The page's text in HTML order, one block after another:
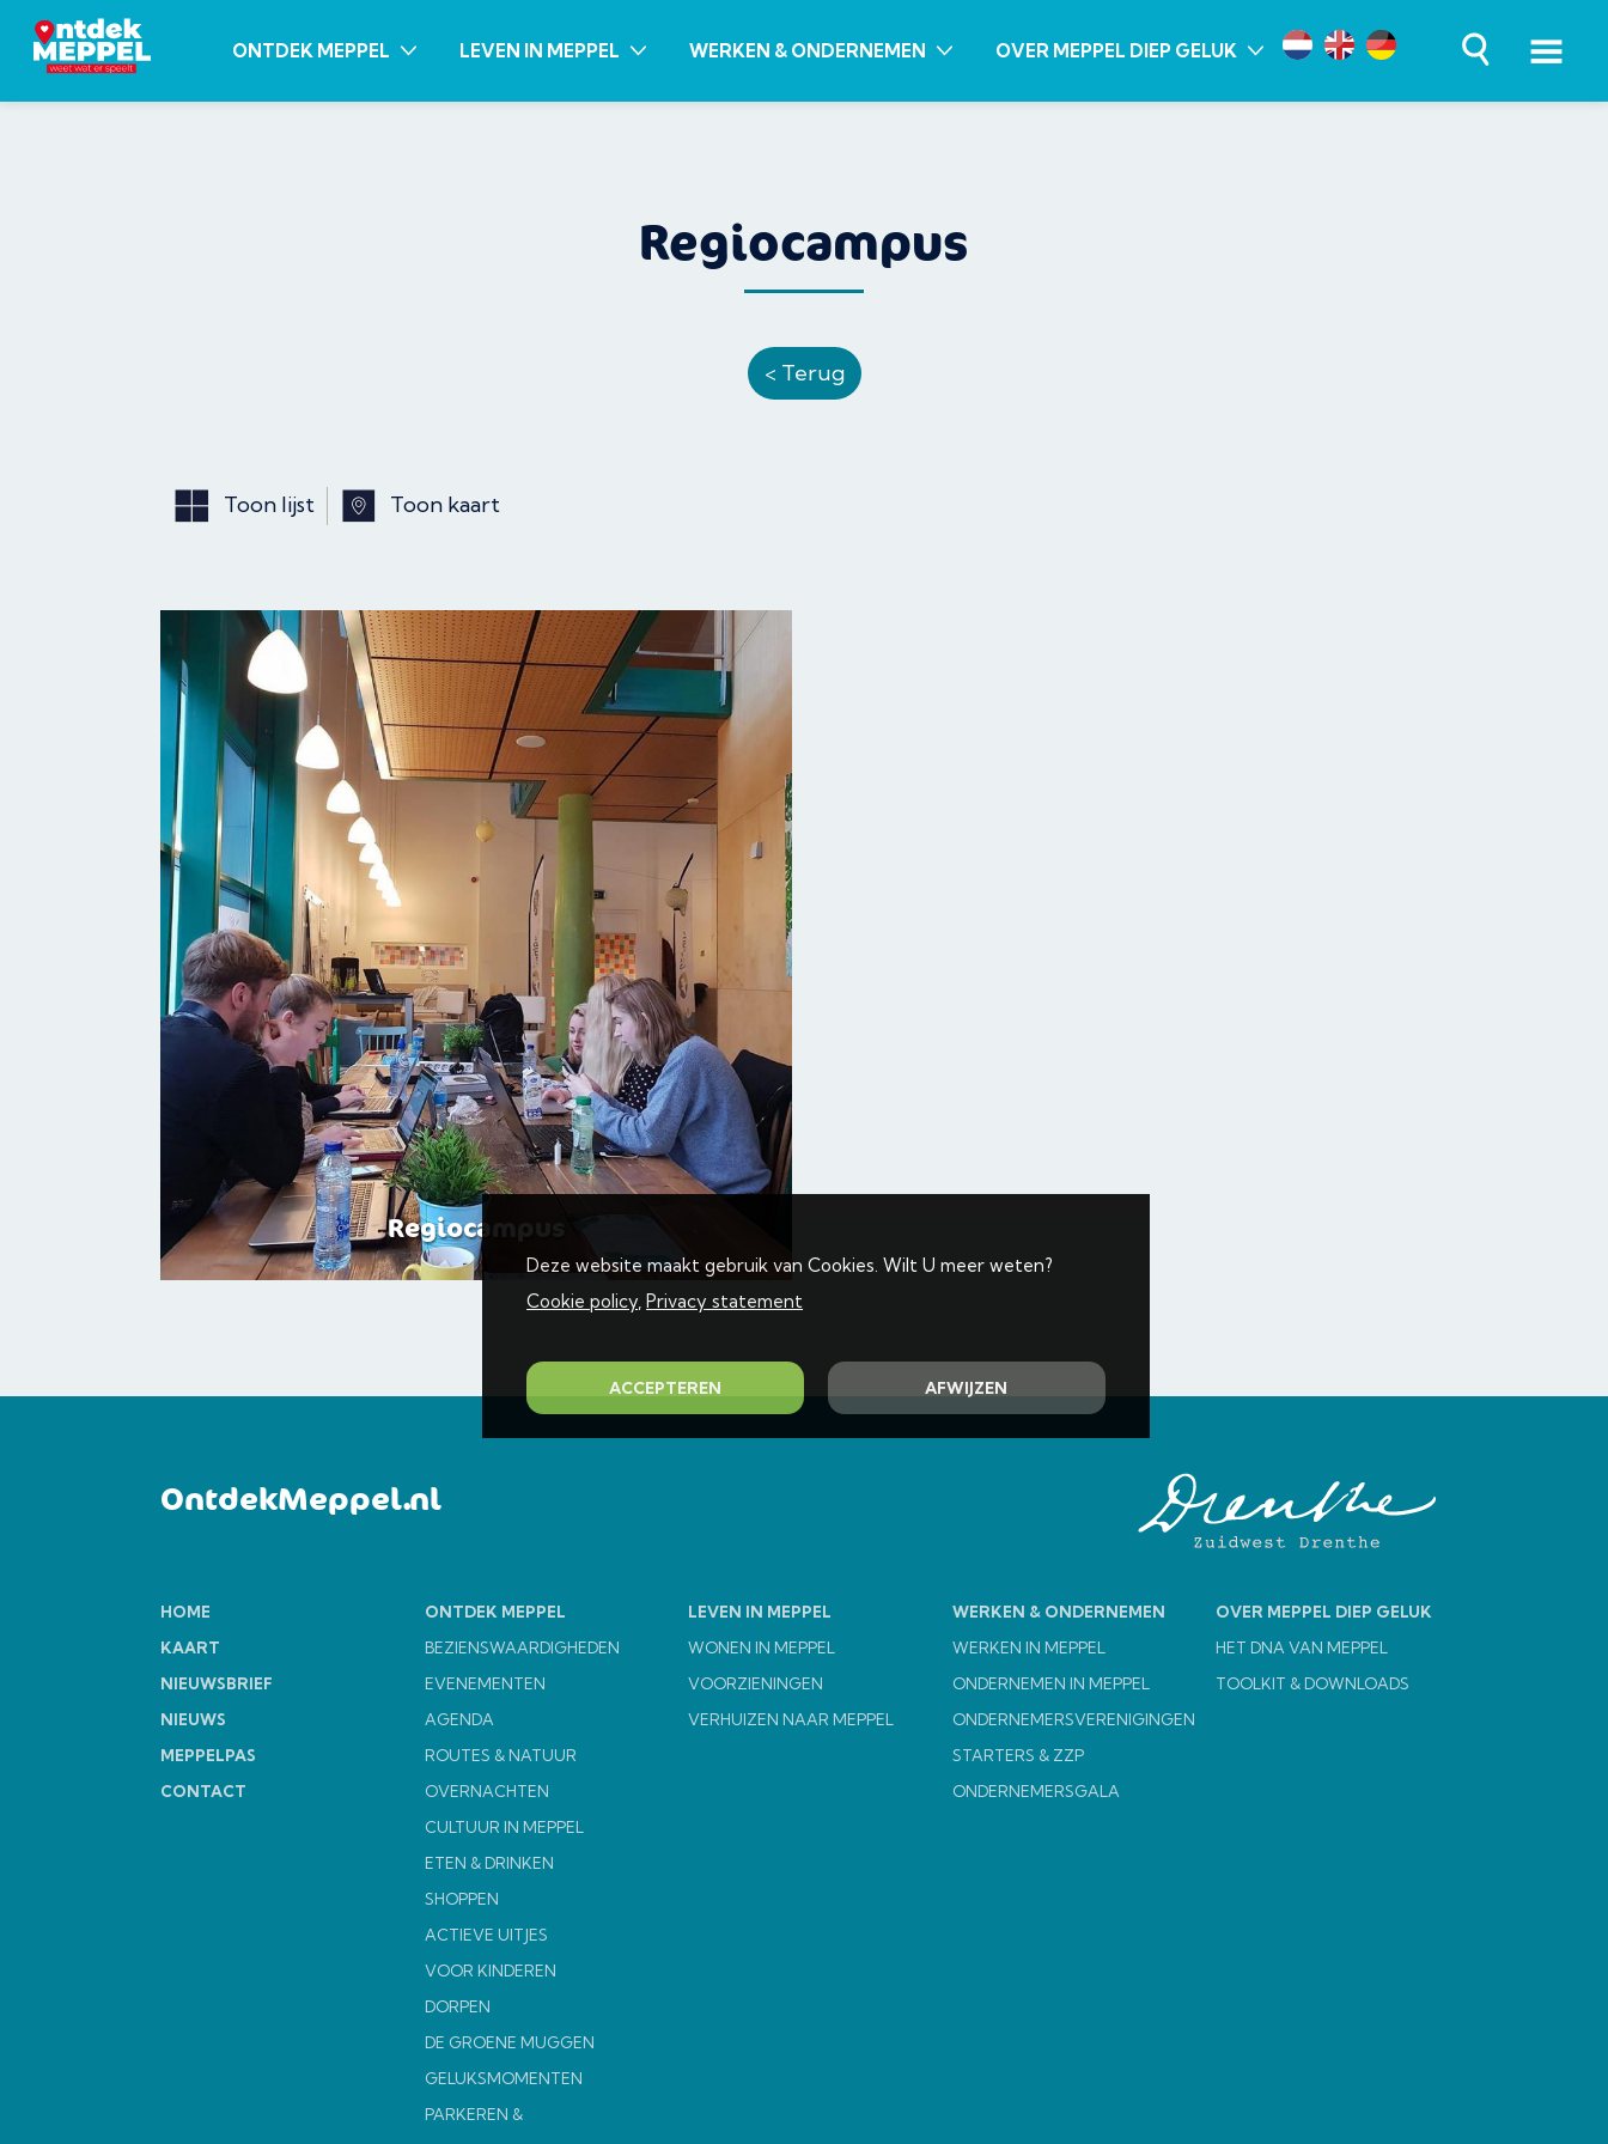
Deze website maakt gebruik van Cookies. Wilt U meer weten?
Cookie policy, Privacy statement
ACCEPTEREN AFWIJZEN
ONTDEK MEPPEL LEVEN IN MEPPEL WERKEN & ONDERNEMEN OVER MEPPEL DIEP GELUK
Regiocampus
< Terug
Toon lijst Toon kaart
Regiocampus
OntdekMeppel.nl
HOME
KAART
NIEUWSBRIEF
NIEUWS
MEPPELPAS
CONTACT
ONTDEK MEPPEL
BEZIENSWAARDIGHEDEN
EVENEMENTEN
AGENDA
ROUTES & NATUUR
OVERNACHTEN
CULTUUR IN MEPPEL
ETEN & DRINKEN
SHOPPEN
ACTIEVE UITJES
VOOR KINDEREN
DORPEN
DE GROENE MUGGEN
GELUKSMOMENTEN
PARKEREN &
LEVEN IN MEPPEL
WONEN IN MEPPEL
VOORZIENINGEN
VERHUIZEN NAAR MEPPEL
WERKEN & ONDERNEMEN
WERKEN IN MEPPEL
ONDERNEMEN IN MEPPEL
ONDERNEMERSVERENIGINGEN
STARTERS & ZZP
ONDERNEMERSGALA
OVER MEPPEL DIEP GELUK
HET DNA VAN MEPPEL
TOOLKIT & DOWNLOADS